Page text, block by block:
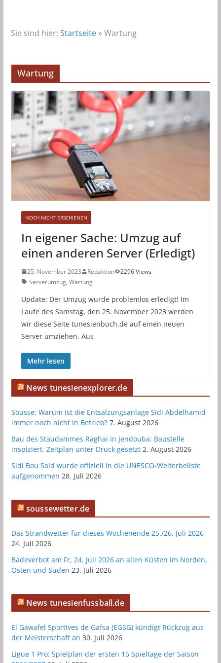
Sie sind hier: Startseite»Wartung
Wartung
NOCH NICHT ERSCHIENEN
In eigener Sache: Umzug auf
einen anderen Server (Erledigt)
25. November 2023 Redaktion
2296 Views
Serverumzug, Wartung
Update: Der Umzug wurde problemlos erledigt! Im
Laufe des Samstag, den 25. November 2023 werden
wir diese Seite tunesienbuch.de auf einen neuen
Server umziehen. Aus
Mehr lesen
News tunesienexplorer.de
Sousse: Warum ist die Entsalzungsanlage Sidi Abdelhamid
immer noch nicht in Betrieb? 7. August 2026
Bau des Staudammes Raghai in Jendouba: Baustelle
inspiziert, Zeitplan unter Druck gesetzt 2. August 2026
Sidi Bou Said wurde offiziell in die UNESCO-Welterbeliste
aufgenommen 28. Juli 2026
soussewetter.de
Das Strandwetter für dieses Wochenende 25./26. Juli 2026
24. Juli 2026
Badeverbot am Fr, 24. Juli 2026 an allen Küsten im Norden,
Osten und Süden 23. Juli 2026
News tunesienfussball.de
El Gawafel Sportives de Gafsa (EGSG) kündigt Rückzug aus
der Meisterschaft an 30. Juli 2026
Ligue 1 Pro: Spielplan der ersten 15 Spieltage der Saison